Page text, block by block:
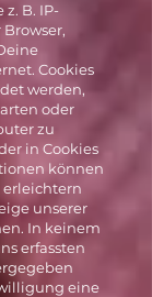
B. IP-
Cookies
werden,
oder
zu
in Cookies
können
unserer
In keinem
erfassten
eine